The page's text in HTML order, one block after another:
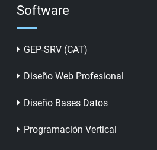
Software
GEP-SRV (CAT)
Diseño Web Profesional
Diseño Bases Datos
Programación Vertical